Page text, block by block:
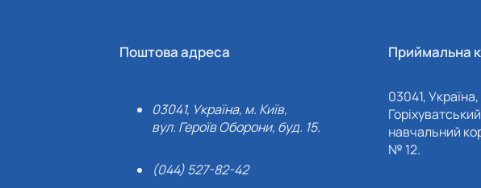
Поштова адреса
03041, Україна, м. Київ,
вул. Героїв Оборони, буд. 15.
(044) 527-82-42
Приймальна
03041,
навчальний
№ 12.